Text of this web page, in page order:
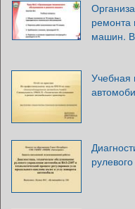
машин.
Учебная